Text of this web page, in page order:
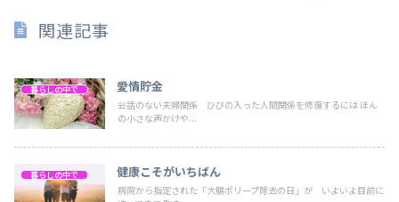
関連記事
暮らしの中で 愛情貯金
会話のない夫婦関係 ひびの入った人間関係を修復するには ほん
の小さな声かけや...
暮らしの中で 健康こそがいちばん
病院から指定された「大腸ポリープ除去の日」が いよいよ目前に